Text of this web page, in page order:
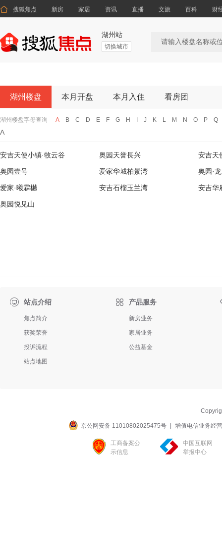
 搜狐焦点 新房 家居 资讯 直播 文旅 百科 财
湖州站
切换城市
湖州楼盘 本月开盘 本月入住 看房团
湖州楼盘字母查询 A B C D E F G H J K L M N O P Q
A
安吉天使小镇·牧云谷 奥园天誉長兴 安吉天
奥园壹号 爱家华城柏景湾 奥园·
爱家·曦霖樾 安吉石榴玉兰湾 安吉华
奥园悦见山
站点介绍
焦点简介
获奖荣誉
投诉流程
站点地图
 产品服务
新房业务
家居业务
公益基金
京公网安备 11010802025475号 增值电信业务经
工商备案公
示信息
中国互联网
举报中心